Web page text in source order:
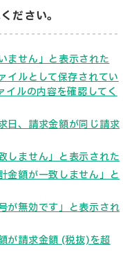
ださい。
ません」と表示された
イルとして保存されてい
イルの内容を確認してく
日、請求金額が同じ請求
しません」と表示された
金額が一致しません」と
が無効です」と表示され
が請求金額 (税抜)を超